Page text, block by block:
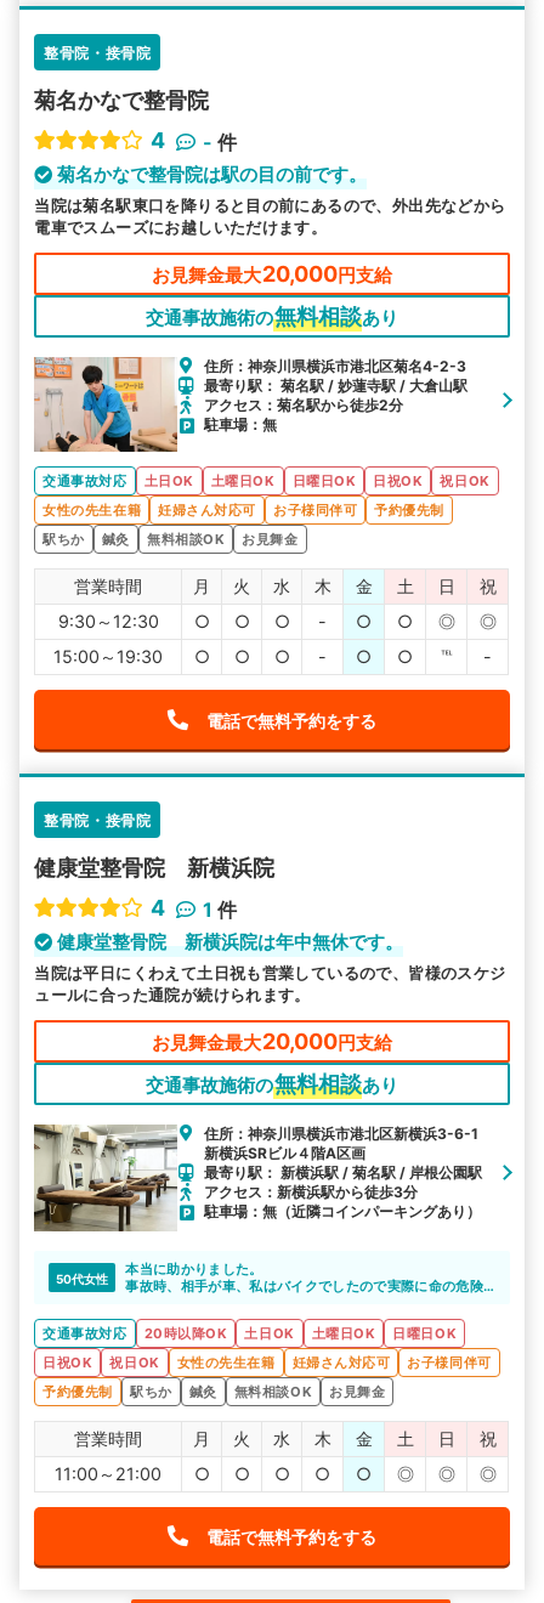
整骨院・接骨院
菊名かなで整骨院
4
- 件
菊名かなで整骨院は駅の目の前です。
当院は菊名駅東口を降りると目の前にあるので、外出先などから
電車でスムーズにお越しいただけます。
お見舞金最大20,000円支給
交通事故施術の無料相談あり
住所：神奈川県横浜市港北区菊名4-2-3
最寄り駅： 菊名駅 / 妙蓮寺駅 / 大倉山駅
アクセス：菊名駅から徒歩2分
駐車場：無
交通事故対応 土日OK 土曜日OK 日曜日OK 日祝OK
祝日OK
女性の先生在籍
妊婦さん対応可 お子様同伴可
予約優先制
駅ちか
鍼灸 無料相談OK お見舞金
営業時間 月 火 水 木 金 土 日
祝
9:30～12:30
○ ○ ○ - ○ ○ ◎
◎
15:00～19:30
○ ○ ○ - ○ ○ ℡ -
電話で無料予約をする
整骨院・接骨院
健康堂整骨院 新横浜院
4
1 件
健康堂整骨院 新横浜院は年中無休です。
当院は平日にくわえて土日祝も営業しているので、皆様のスケジ
ュールに合った通院が続けられます。
お見舞金最大20,000円支給
交通事故施術の無料相談あり
住所：神奈川県横浜市港北区新横浜3-6-1
新横浜SRビル４階A区画
最寄り駅： 新横浜駅 / 菊名駅 / 岸根公園駅
アクセス：新横浜駅から徒歩3分
駐車場：無（近隣コインパーキングあり）
50代女性
本当に助かりました。
事故時、相手が車、私はバイクでしたので実際に命の危険
その後の相手方の保険会社の対応が極悪に近く大変困って
いたので、整骨院の先生や整形外科の先生、心療内科の先
生に相談できて本当によかったと思います。現在も通って
います。
交通事故対応 20時以降OK 土日OK 土曜日OK
日曜日OK
日祝OK
祝日OK 女性の先生在籍 妊婦さん対応可
お子様同伴可
予約優先制
駅ちか 鍼灸 無料相談OK お見舞金
営業時間 月 火 水 木 金 土 日
祝
11:00～21:00
○ ○ ○ ○ ○ ◎ ◎ ◎
電話で無料予約をする